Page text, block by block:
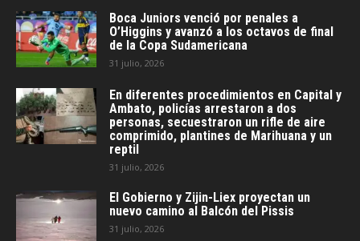
Boca Juniors venció por penales a
O’Higgins y avanzó a los octavos de final
de la Copa Sudamericana
31 julio, 2026
En diferentes procedimientos en Capital y
Ambato, policías arrestaron a dos
personas, secuestraron un rifle de aire
comprimido, plantines de Marihuana y un
reptil
31 julio, 2026
El Gobierno y Zijin-Liex proyectan un
nuevo camino al Balcón del Pissis
31 julio, 2026